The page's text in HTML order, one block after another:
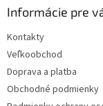
Informácie pre
Kontakty
Veľkoobchod
Doprava a platba
Obchodné podmienky